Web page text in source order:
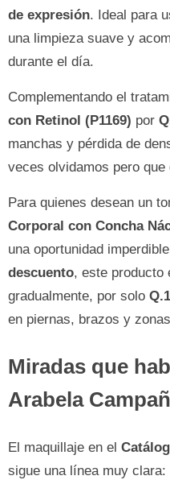
de expresión. Ideal para
una limpieza suave y
durante el día.
Complementando el
con Retinol (P1169) por
manchas y pérdida de
veces olvidamos pero
Para quienes desean un
Corporal con Concha
una oportunidad
descuento, este producto
gradualmente, por solo
en piernas, brazos y
Miradas que
Arabela
El maquillaje en el
sigue una línea muy clara: